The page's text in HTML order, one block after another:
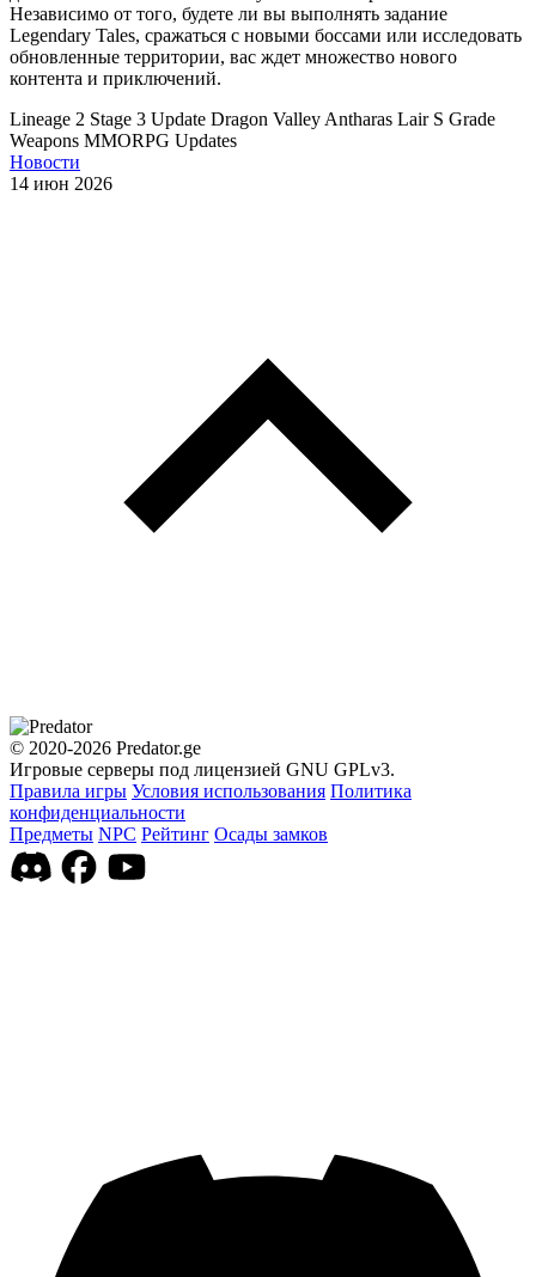
Независимо от того, будете ли вы выполнять задание
Legendary Tales, сражаться с новыми боссами или исследовать
обновленные территории, вас ждет множество нового
контента и приключений.
Lineage 2 Stage 3 Update Dragon Valley Antharas Lair S Grade
Weapons MMORPG Updates
Новости
14 июн 2026
© 2020-2026 Predator.ge
Игровые серверы под лицензией GNU GPLv3.
Правила игры Условия использования Политика
конфиденциальности
Предметы NPC Рейтинг Осады замков